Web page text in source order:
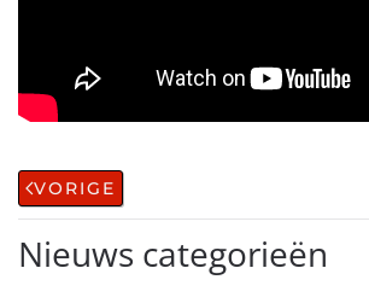
VORIGE
Nieuws categorieën